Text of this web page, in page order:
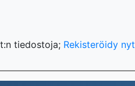
tiedostoja; Rekisteröidy nyt